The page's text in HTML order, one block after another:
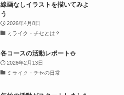
線画なしイラストを描いてみよ
う
2026年4月8日
ミライク・チセとは？
各コースの活動レポート⛄
2026年2月13日
ミライク・チセの日常